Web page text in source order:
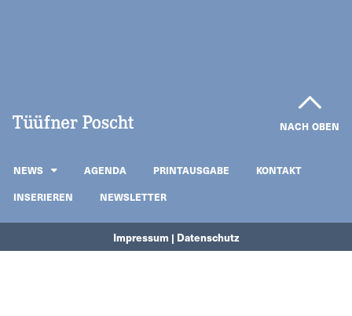
NACH OBEN
NEWS AGENDA PRINTAUSGABE
KONTAKT
INSERIEREN
NEWSLETTER
Impressum | Datenschutz